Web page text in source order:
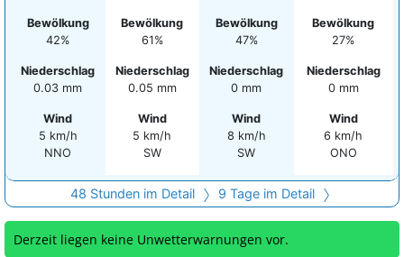
Bewölkung
42%
Niederschlag
0.03 mm
Wind
5 km/h
NNO
Bewölkung
61%
Niederschlag
0.05 mm
Wind
5 km/h
SW
Bewölkung
47%
Niederschlag
0 mm
Wind
8 km/h
SW
Bewölkung
27%
Niederschlag
0 mm
Wind
6 km/h
ONO
48 Stunden im Detail 9 Tage im Detail
Derzeit liegen keine Unwetterwarnungen vor.